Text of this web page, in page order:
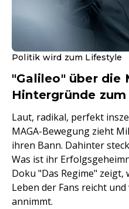
Politik wird zum Lifestyle
"Galileo" über die
Hintergründe
Laut, radikal, perfekt
MAGA-Bewegung zieht
ihren Bann. Dahinter
Was ist ihr
Doku "Das Regime" zeigt,
Leben der Fans reicht
annimmt.